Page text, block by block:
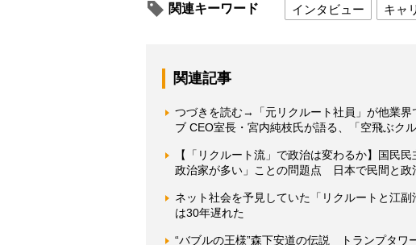
関連キーワード インタビュー キャ
関連記事
つづきを読む→「元リクルート社員」が他業
ブ CEO室長・宮内純枝氏が語る、「空飛ぶク
【「リクルート流」で政治は変わるか】国民
政治家が多い」ことの問題点 日本で民間と政
ネット社会を予見していた「リクルートと江
は30年遅れた
“バブルの王様”森下安道の伝説 トランプタワ